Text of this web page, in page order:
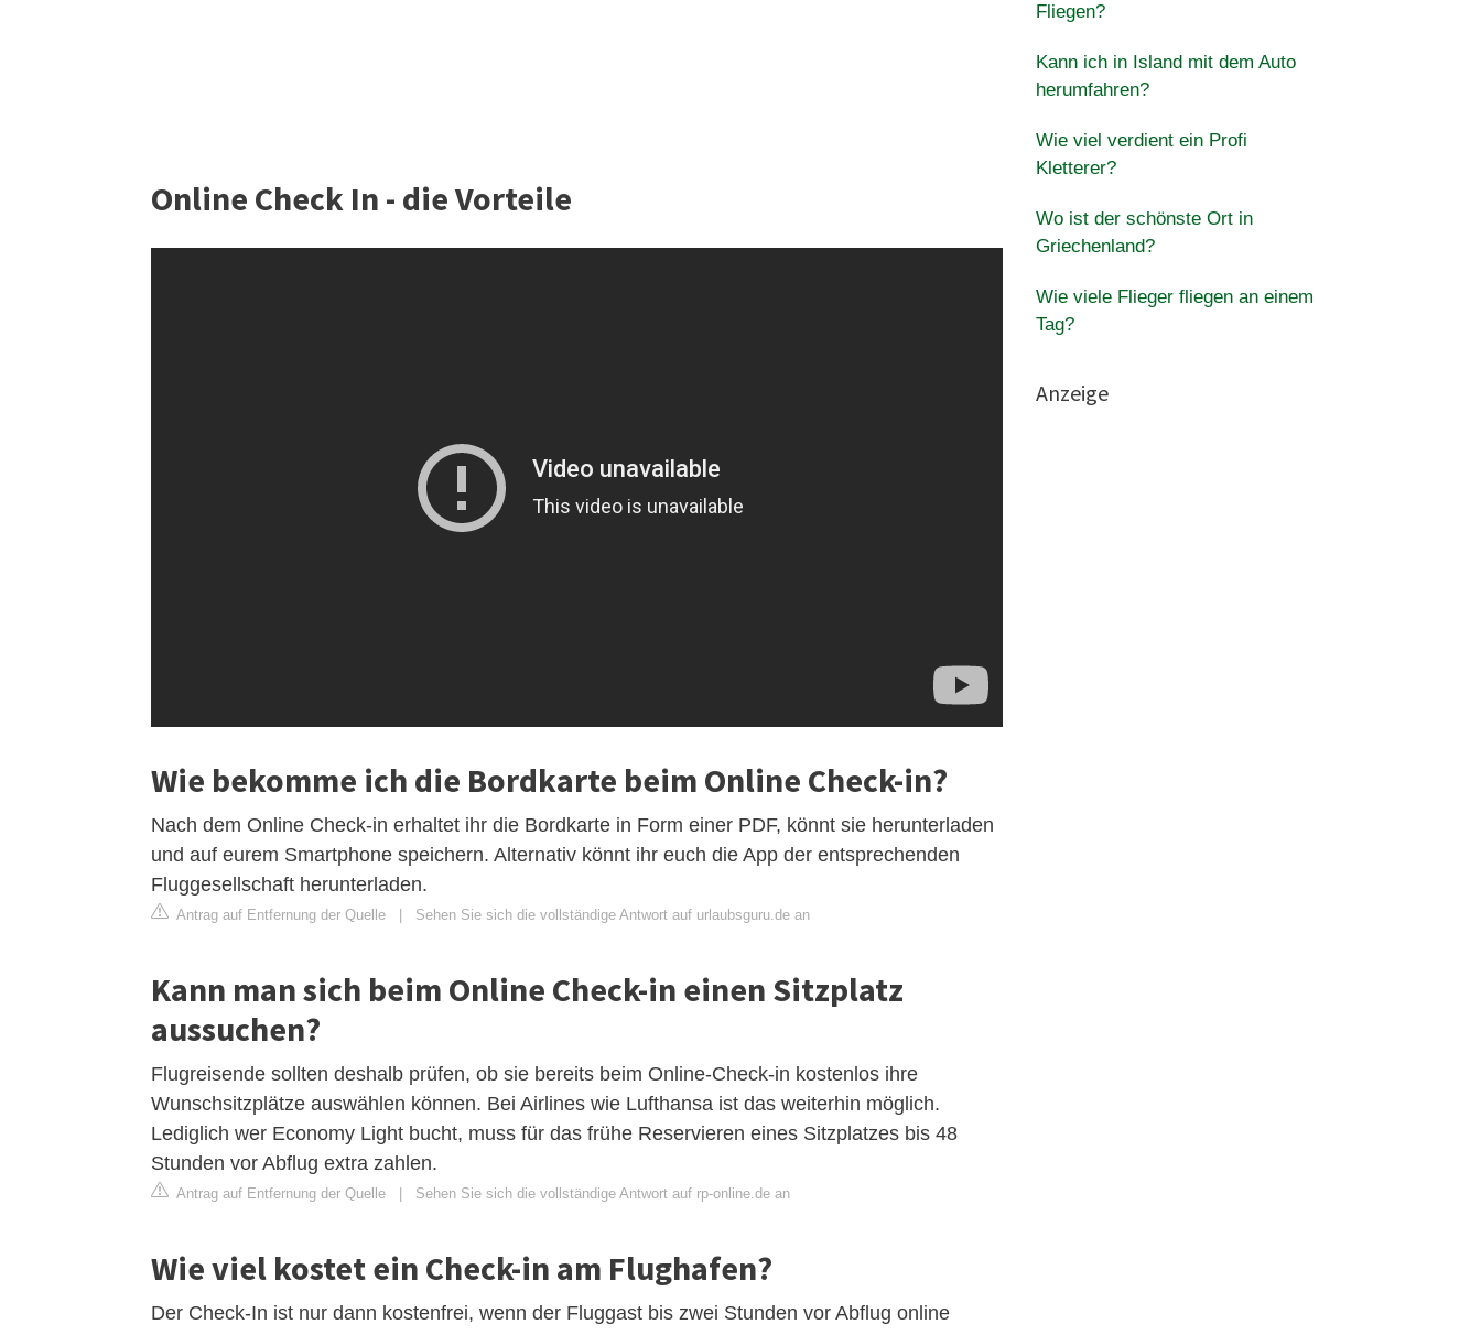
Online Check In - die Vorteile
Wie bekomme ich die Bordkarte beim Online Check-in?
Nach dem Online Check-in erhaltet ihr die Bordkarte in Form einer PDF, könnt sie herunterladen
und auf eurem Smartphone speichern. Alternativ könnt ihr euch die App der entsprechenden
Fluggesellschaft herunterladen.
Antrag auf Entfernung der Quelle | Sehen Sie sich die vollständige Antwort auf urlaubsguru.de an
Kann man sich beim Online Check-in einen Sitzplatz
aussuchen?
Flugreisende sollten deshalb prüfen, ob sie bereits beim Online-Check-in kostenlos ihre
Wunschsitzplätze auswählen können. Bei Airlines wie Lufthansa ist das weiterhin möglich.
Lediglich wer Economy Light bucht, muss für das frühe Reservieren eines Sitzplatzes bis 48
Stunden vor Abflug extra zahlen.
Antrag auf Entfernung der Quelle | Sehen Sie sich die vollständige Antwort auf rp-online.de an
Wie viel kostet ein Check-in am Flughafen?
Der Check-In ist nur dann kostenfrei, wenn der Fluggast bis zwei Stunden vor Abflug online
Fliegen?
Kann ich in Island mit dem Auto
herumfahren?
Wie viel verdient ein Profi
Kletterer?
Wo ist der schönste Ort in
Griechenland?
Wie viele Flieger fliegen an einem
Tag?
Anzeige